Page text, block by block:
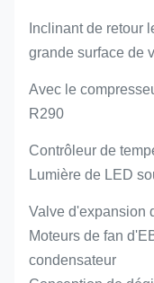
Inclinant de retour
grande surface de
Avec le
R290
Contrôleur de
Lumière de LED
Valve d'expansion
Moteurs de fan
condensateur